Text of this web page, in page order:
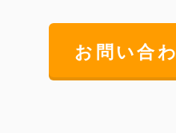
お問い合